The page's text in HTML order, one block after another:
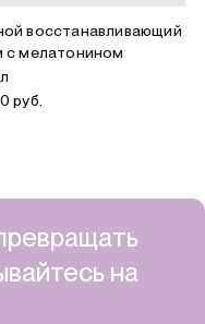
восстанавливающий
с мелатонином
руб.
на